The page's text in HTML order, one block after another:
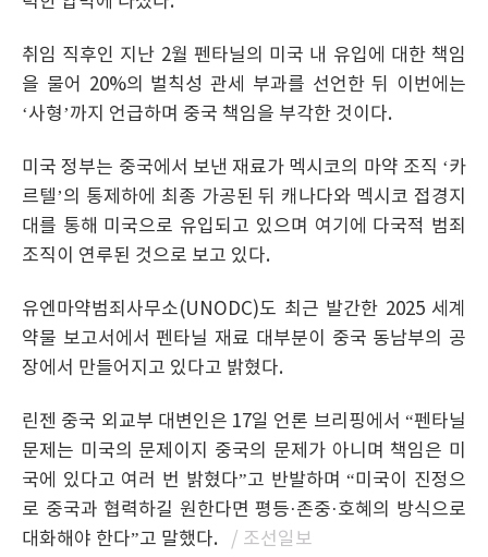
취임 직후인 지난 2월 펜타닐의 미국 내 유입에 대한 책임
을 물어 20%의 벌칙성 관세 부과를 선언한 뒤 이번에는
‘사형’까지 언급하며 중국 책임을 부각한 것이다.
미국 정부는 중국에서 보낸 재료가 멕시코의 마약 조직 ‘카
르텔’의 통제하에 최종 가공된 뒤 캐나다와 멕시코 접경지
대를 통해 미국으로 유입되고 있으며 여기에 다국적 범죄
조직이 연루된 것으로 보고 있다.
유엔마약범죄사무소(UNODC)도 최근 발간한 2025 세계
약물 보고서에서 펜타닐 재료 대부분이 중국 동남부의 공
장에서 만들어지고 있다고 밝혔다.
린젠 중국 외교부 대변인은 17일 언론 브리핑에서 “펜타닐
문제는 미국의 문제이지 중국의 문제가 아니며 책임은 미
국에 있다고 여러 번 밝혔다”고 반발하며 “미국이 진정으
로 중국과 협력하길 원한다면 평등·존중·호혜의 방식으로
대화해야 한다”고 말했다. / 조선일보